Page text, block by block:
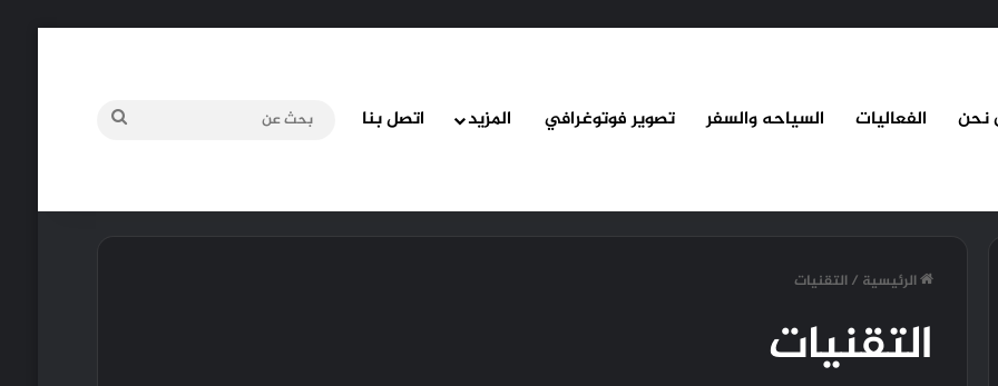
نحن الفعاليات السياحه والسفر تصوير فوتوغرافي المزيد اتصل بنا
بحث
الرئيسية /التقنيات
التقنيات